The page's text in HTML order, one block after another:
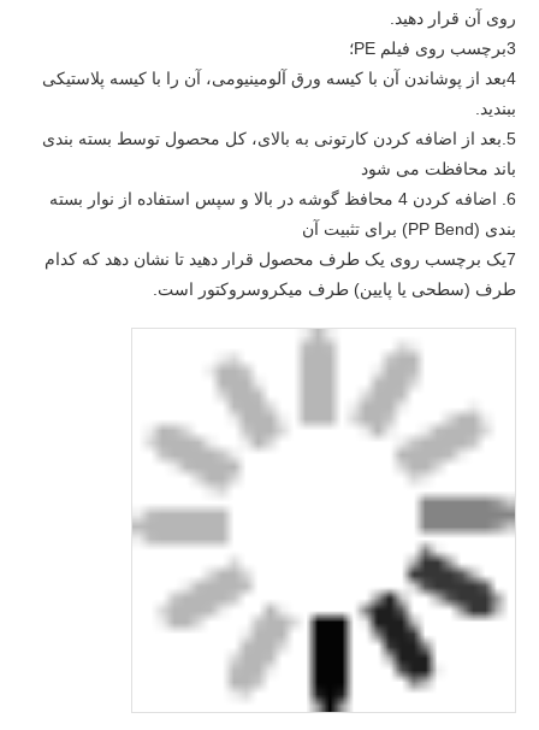
روی آن قرار دهید.
3برچسب روی فیلم PE؛
4بعد از پوشاندن آن با کیسه ورق آلومینیومی، آن را با کیسه پلاستیکی
ببندید.
5.بعد از اضافه کردن کارتونی به بالای، کل محصول توسط بسته بندی
باند محافظت می شود
6. اضافه کردن 4 محافظ گوشه در بالا و سپس استفاده از نوار بسته
بندی (PP Bend) برای تثبیت آن
7یک برچسب روی یک طرف محصول قرار دهید تا نشان دهد که کدام
طرف (سطحی یا پایین) طرف میکروسروکتور است.